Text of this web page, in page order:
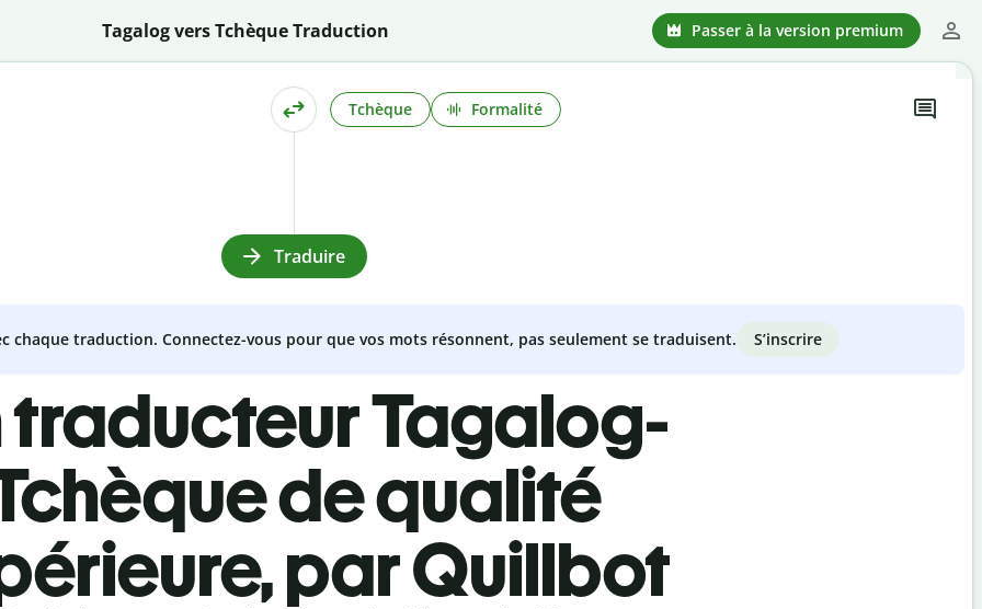
Tagalog vers Tchèque Traduction Passer à la version premium
Tchèque Formalité
Traduire
chaque traduction. Connectez-vous pour que vos mots résonnent, pas seulement se traduisent. S’inscrire
traducteur Tagalog-
de qualité
par Quillbot